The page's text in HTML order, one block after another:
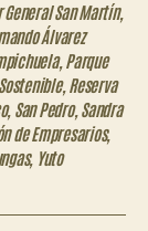
San Martín,
Álvarez
, Parque
, Reserva
, San Pedro, Sandra
de Empresarios,
, Yuto